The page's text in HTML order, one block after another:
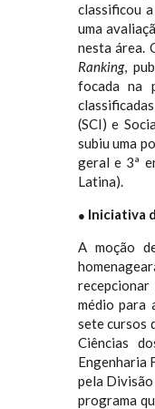
classificou
uma
nesta área.
Ranking,
focada na
(SCI) e
subiu uma
geral e 3ª
Latina).
● Iniciativa
A moção
médio para
sete cursos
Ciências
Engenharia
pela
programa